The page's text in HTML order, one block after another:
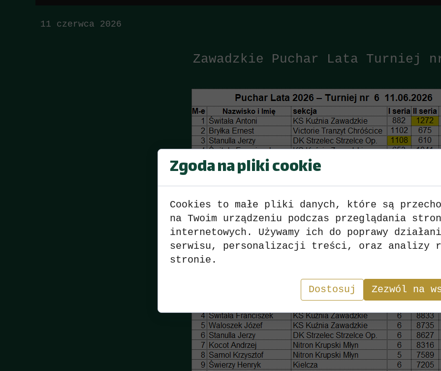
11 czerwca 2026
Zawadzkie Puchar Lata Turniej
Zgoda na pliki cookie
Cookies to małe pliki danych, które są
na Twoim urządzeniu podczas przeglądania stron
internetowych. Używamy ich do poprawy
serwisu, personalizacji treści, oraz analizy
stronie.
Dostosuj Zezwól na